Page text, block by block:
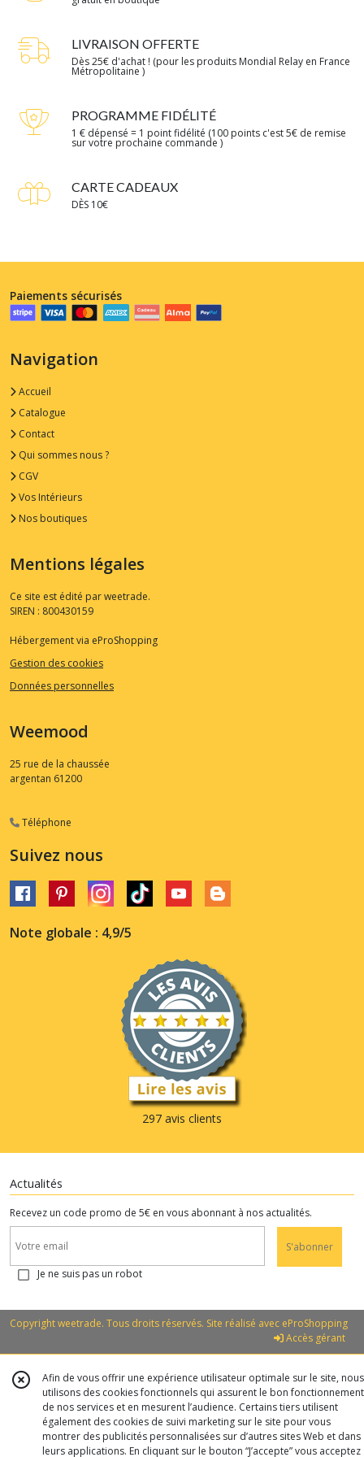
LIVRAISON OFFERTE
Dès 25€ d'achat ! (pour les produits Mondial Relay en France
Métropolitaine )
PROGRAMME FIDÉLITÉ
1 € dépensé = 1 point fidélité (100 points c'est 5€ de remise
sur votre prochaine commande )
CARTE CADEAUX
DÈS 10€
Paiements sécurisés
Navigation
Accueil
Catalogue
Contact
Qui sommes nous ?
CGV
Vos Intérieurs
Nos boutiques
Mentions légales
Ce site est édité par weetrade.
SIREN : 800430159
Hébergement via eProShopping
Gestion des cookies
Données personnelles
Weemood
25 rue de la chaussée
argentan 61200
Téléphone
Suivez nous
Note globale : 4,9/5
297 avis clients
Actualités
Recevez un code promo de 5€ en vous abonnant à nos actualités.
S'abonner
Je ne suis pas un robot
Copyright weetrade. Tous droits réservés. Site réalisé avec eProShopping
Accès gérant
Afin de vous offrir une expérience utilisateur optimale sur le site, nous
utilisons des cookies fonctionnels qui assurent le bon fonctionnement
de nos services et en mesurent l’audience. Certains tiers utilisent
également des cookies de suivi marketing sur le site pour vous
montrer des publicités personnalisées sur d’autres sites Web et dans
leurs applications. En cliquant sur le bouton “J’accepte” vous acceptez